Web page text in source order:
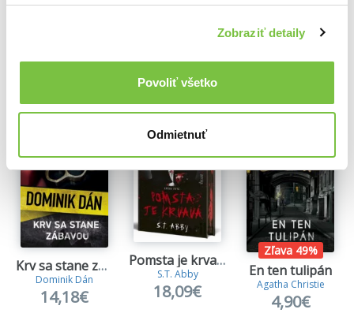
Zobraziť detaily
Povoliť všetko
Odmietnuť
Ďalšie z kategórie Detektívky a krimi knihy
Viac z tejto kategórie
Krv sa stane zábavou
Dominik Dán
14,18€
Pomsta je krvavá (Kniha prvá)
S.T. Abby
18,09€
Zľava 49%
En ten tulipán
Agatha Christie
4,90€